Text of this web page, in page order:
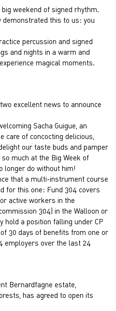
weekend of signed rhythm.
demonstrated this to us: you
percussion and signed
and nights in a warm and
magical moments.
excellent news to announce
Sacha Guigue, an
care of concocting delicious,
our taste buds and pamper
much at the Big Week of
longer do without him!
that a multi-instrument course
for this one: Fund 304 covers
active workers in the
304) in the Walloon or
hold a position falling under CP
30 days of benefits from one or
employers over the last 24
Bernardfagne estate,
has agreed to open its